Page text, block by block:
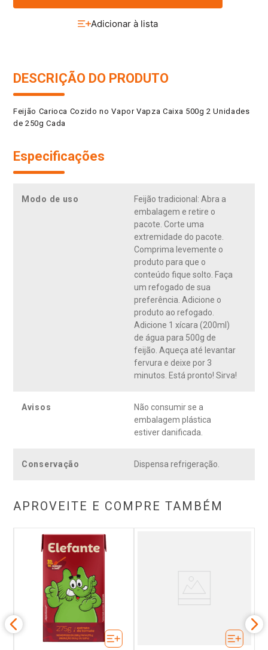
DESCRIÇÃO DO PRODUTO
Feijão Carioca Cozido no Vapor Vapza Caixa 500g 2 Unidades
de 250g Cada
Especificações
Modo de uso
Feijão tradicional: Abra a
embalagem e retire o
pacote. Corte uma
extremidade do pacote.
Comprima levemente o
produto para que o
conteúdo fique solto. Faça
um refogado de sua
preferência. Adicione o
produto ao refogado.
Adicione 1 xícara (200ml)
de água para 500g de
feijão. Aqueça até levantar
fervura e deixe por 3
minutos. Está pronto! Sirva!
Avisos
Não consumir se a
embalagem plástica
estiver danificada.
Conservação Dispensa refrigeração.
APROVEITE E COMPRE TAMBÉM